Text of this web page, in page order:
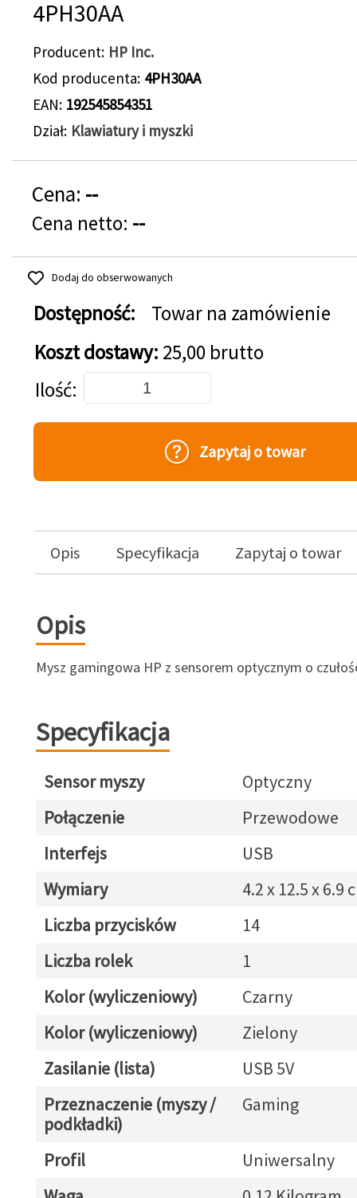
4PH30AA
Producent HP Inc.
Kod producenta 4PH30AA
EAN 192545854351
Dział Klawiatury i myszki
Cena: --
Cena netto: --
Dodaj do obserwowanych
Dostępność:
Towar na zamówienie
Koszt dostawy: 25,00 brutto
Dodaj do koszyka
Ilość
Zapytaj o towar
Opis Specyfikacja Zapytaj o towar
Opis
Mysz gamingowa HP z sensorem optycznym o
Specyfikacja
Sensor myszy
Optyczny
Połączenie
Przewodowe
Interfejs
USB
Wymiary
4.2 x 12.5 x 6.9
Liczba przycisków
14
Liczba rolek
1
Kolor (wyliczeniowy)
Czarny
Kolor (wyliczeniowy)
Zielony
Zasilanie (lista)
USB 5V
Przeznaczenie (myszy /
podkładki)
Gaming
Profil
Uniwersalny